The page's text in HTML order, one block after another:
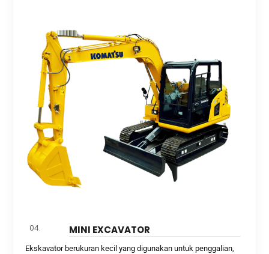
04. MINI EXCAVATOR
Ekskavator berukuran kecil yang digunakan untuk penggalian,